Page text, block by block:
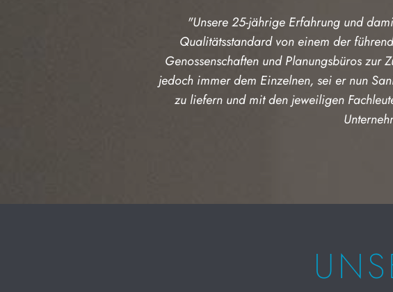
"Unsere 25-jährige Erfahrung und
Qualitätsstandard von einem der
Genossenschaften und Planungsbüros
jedoch immer dem Einzelnen, sei er nun
zu liefern und mit den jeweiligen